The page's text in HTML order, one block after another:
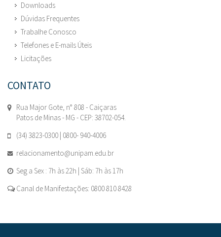
Downloads
Dúvidas Frequentes
Trabalhe Conosco
Telefones e E-mails Úteis
Licitações
CONTATO
Rua Major Gote, n° 808 - Caiçaras
Patos de Minas - MG - CEP: 38702-054.
(34) 3823-0300 | 0800- 940-4006
relacionamento@unipam.edu.br
Seg a Sex : 7h às 22h | Sáb: 7h às 17h
Canal de Manifestações: 0800 810 8428